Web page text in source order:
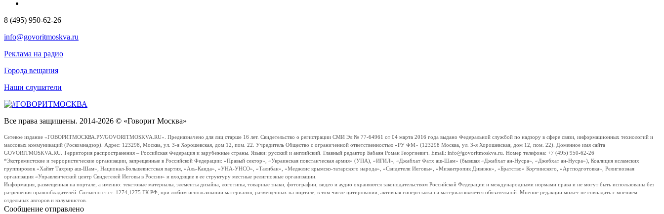
8 (495) 950-62-26
info@govoritmoskva.ru
Реклама на радио
Города вещания
Наши слушатели
Все права защищены. 2014-2026 © «Говорит Москва»
Сетевое издание «ГОВОРИТМОСКВА.РУ/GOVORITMOSKVA.RU». Предназначено для лиц старше 16 лет. Свидетельство о регистрации СМИ Эл № 77-64961 от 04 марта 2016 года выдано Федеральной службой по надзору в сфере связи, информационных технологий и
массовых коммуникаций (Роскомнадзор). Адрес: 123298, Москва, ул. 3-я Хорошевская, дом 12, пом. 22. Учредитель Общество с ограниченной ответственностью «РУ ФМ» (123298 Москва, ул. 3-я Хорошевская, дом 12, пом. 22). Доменное имя сайта
GOVORITMOSKVA.RU. Территория распространения – Российская Федерация и зарубежные страны. Языки: русский и английский. Главный редактор Бабаян Роман Георгиевич. Email: info@govoritmoskva.ru. Номер телефона: +7 (495) 950-62-26
*Экстремистские и террористические организации, запрещенные в Российской Федерации: «Правый сектор», «Украинская повстанческая армия» (УПА), «ИГИЛ», «Джабхат Фатх аш-Шам» (бывшая «Джабхат ан-Нусра», «Джебхат ан-Нусра»), Коалиция исламских
группировок «Хайят Тахрир аш-Шам», Национал-Большевистская партия, «Аль-Каида», «УНА-УНСО», «Талибан», «Меджлис крымско-татарского народа», «Свидетели Иеговы», «Мизантропик Дивижн», «Братство» Корчинского, «Артподготовка», Религиозная
организация «Управленческий центр Свидетелей Иеговы в России» и входящие в ее структуру местные религиозные организации.
Информация, размещенная на портале, а именно: текстовые материалы, элементы дизайна, логотипы, товарные знаки, фотографии, видео и аудио охраняются законодательством Российской Федерации и международными нормами права и не могут быть использованы без
разрешения правообладателей. Согласно ст.ст. 1274,1275 ГК РФ, при любом использовании материалов, размещенных на портале, в том числе цитировании, активная гиперссылка на материал является обязательной. Мнение редакции может не совпадать с мнением
отдельных авторов и колумнистов.
Сообщение отправлено